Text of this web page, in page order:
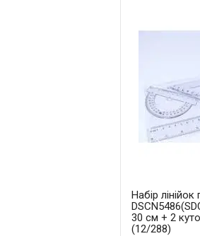
Набір лінійок
30 см + 2
(12/288)